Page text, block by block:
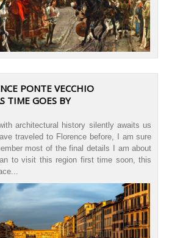
PONTE VECCHIO
TIME GOES BY
architectural history silently awaits us
traveled to Florence before, I am sure
most of the final details I am about
to visit this region first time soon, this